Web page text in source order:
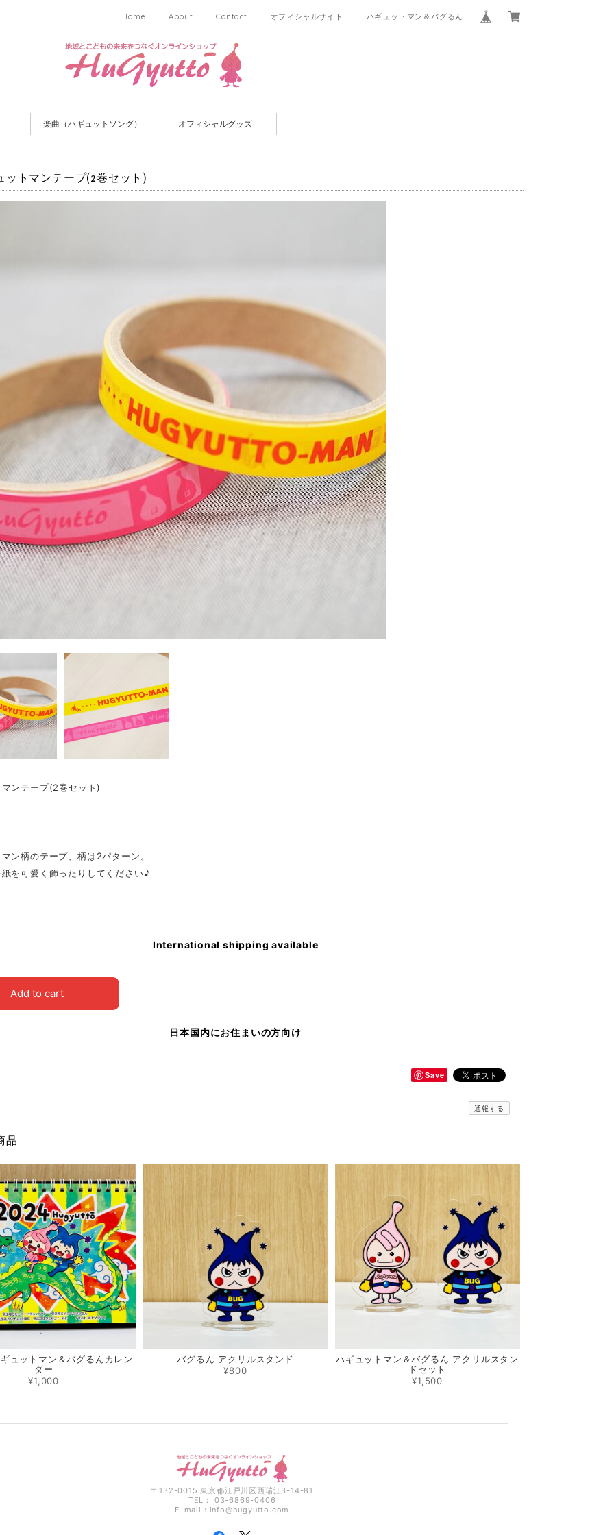
Home About Contact オフィシャルサイト ハギュットマン＆バグるん
楽曲（ハギュットソング） オフィシャルグッズ
ットマンテープ(2巻セット)
ンテープ(2巻セット)
ン柄のテープ、柄は2パターン。
を可愛く飾ったりしてください♪
International shipping available
Add to cart
日本国内にお住まいの方向け
Save
通報する
品
ュットマン＆バグるんカレン
ダー
¥1,000
バグるん アクリルスタンド
¥800
ハギュットマン＆バグるん アクリルスタン
ドセット
¥1,500
〒132-0015 東京都江戸川区西瑞江3-14-81
TEL： 03-6869-0406
E-mail： info@hugyutto.com